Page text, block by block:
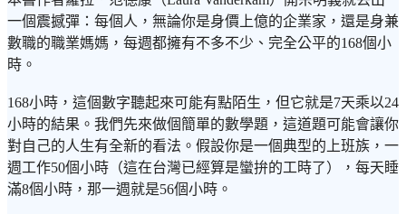
一個震撼彈：每個人，無論你是身價上億的企業家，還是身兼
數職的職業媽媽，每週都擁有不多不少、完全公平的168個小
時。
168小時，這個數字聽起來可能有點陌生，但它就是7天乘以24
小時的結果。我們先來做個簡單的數學題，這道題可能會讓你
對自己的人生有全新的看法。假設你是一個典型的上班族，一
週工作50個小時（這在台灣已經算是蠻拚的工時了），每天睡
滿8個小時，那一週就是56個小時。